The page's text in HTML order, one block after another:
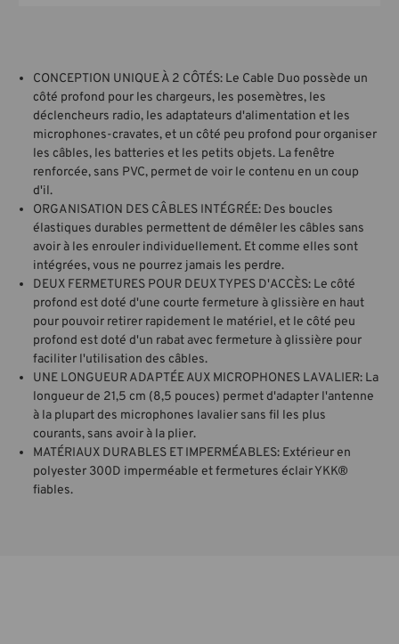
CONCEPTION UNIQUE À 2 CÔTÉS: Le Cable Duo possède un
côté profond pour les chargeurs, les posemètres, les
déclencheurs radio, les adaptateurs d'alimentation et les
microphones-cravates, et un côté peu profond pour organiser
les câbles, les batteries et les petits objets. La fenêtre
renforcée, sans PVC, permet de voir le contenu en un coup
d'il.
ORGANISATION DES CÂBLES INTÉGRÉE: Des boucles
élastiques durables permettent de démêler les câbles sans
avoir à les enrouler individuellement. Et comme elles sont
intégrées, vous ne pourrez jamais les perdre.
DEUX FERMETURES POUR DEUX TYPES D'ACCÈS: Le côté
profond est doté d'une courte fermeture à glissière en haut
pour pouvoir retirer rapidement le matériel, et le côté peu
profond est doté d'un rabat avec fermeture à glissière pour
faciliter l'utilisation des câbles.
UNE LONGUEUR ADAPTÉE AUX MICROPHONES LAVALIER: La
longueur de 21,5 cm (8,5 pouces) permet d'adapter l'antenne
à la plupart des microphones lavalier sans fil les plus
courants, sans avoir à la plier.
MATÉRIAUX DURABLES ET IMPERMÉABLES: Extérieur en
polyester 300D imperméable et fermetures éclair YKK®
fiables.